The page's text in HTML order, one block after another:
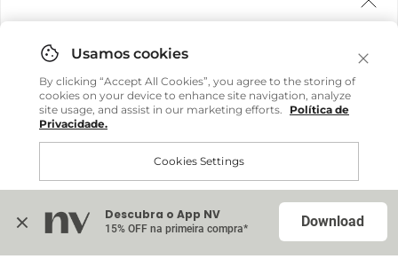
Você também pode gostar
Body Tricot Vilma - Vermelho Salsa
R$ 359,20
ou até6x R$ 59,86sem juros
em sua casa, não importa onde você estiver.
Comprar no site internacional
InternacionalDescubra o App NV
15% OFF na primeira compra* Download
By clicking “Accept All Cookies”, you agree to the storing of
cookies on your device to enhance site navigation, analyze
site usage, and assist in our marketing efforts.
Política de
Privacidade.
Cookies Settings
Accept All Cookies